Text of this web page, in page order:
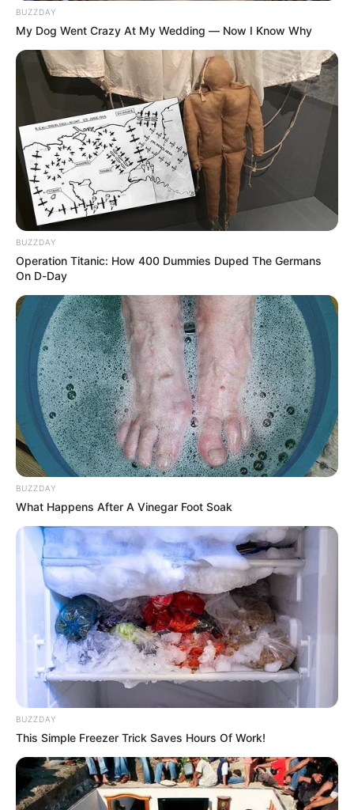
URABÁ ANTIOQUEÑO
Fiscalía realizó jornada de
atención a las víctimas de
los paramilitares en Urabá
NOTICIAS ANTIOQUIA
Adelantan la reparación
víctimas del conflicto en
CORTES DE AGUA
Por reparación de daño
este lunes 26 de julio
habrá corte de agua en
Bello
METRO DE MEDELLÍN
férrea del Metro de
Medellín tardarán otros 45
días
TEMAS DESTACADOS
EMERGENCIAS POR LLUVIAS
FUERTES LLUVIAS
LIGA BETPLAY
METRO DE MEDELLÍN
FENÓMENO DEL NIÑO
BUZZDAY
My Dog Went Crazy At My Wedding — Now I Know Why
BUZZDAY
Operation Titanic: How 400 Dummies Duped The Germans
On D-Day
BUZZDAY
What Happens After A Vinegar Foot Soak
BUZZDAY
This Simple Freezer Trick Saves Hours Of Work!